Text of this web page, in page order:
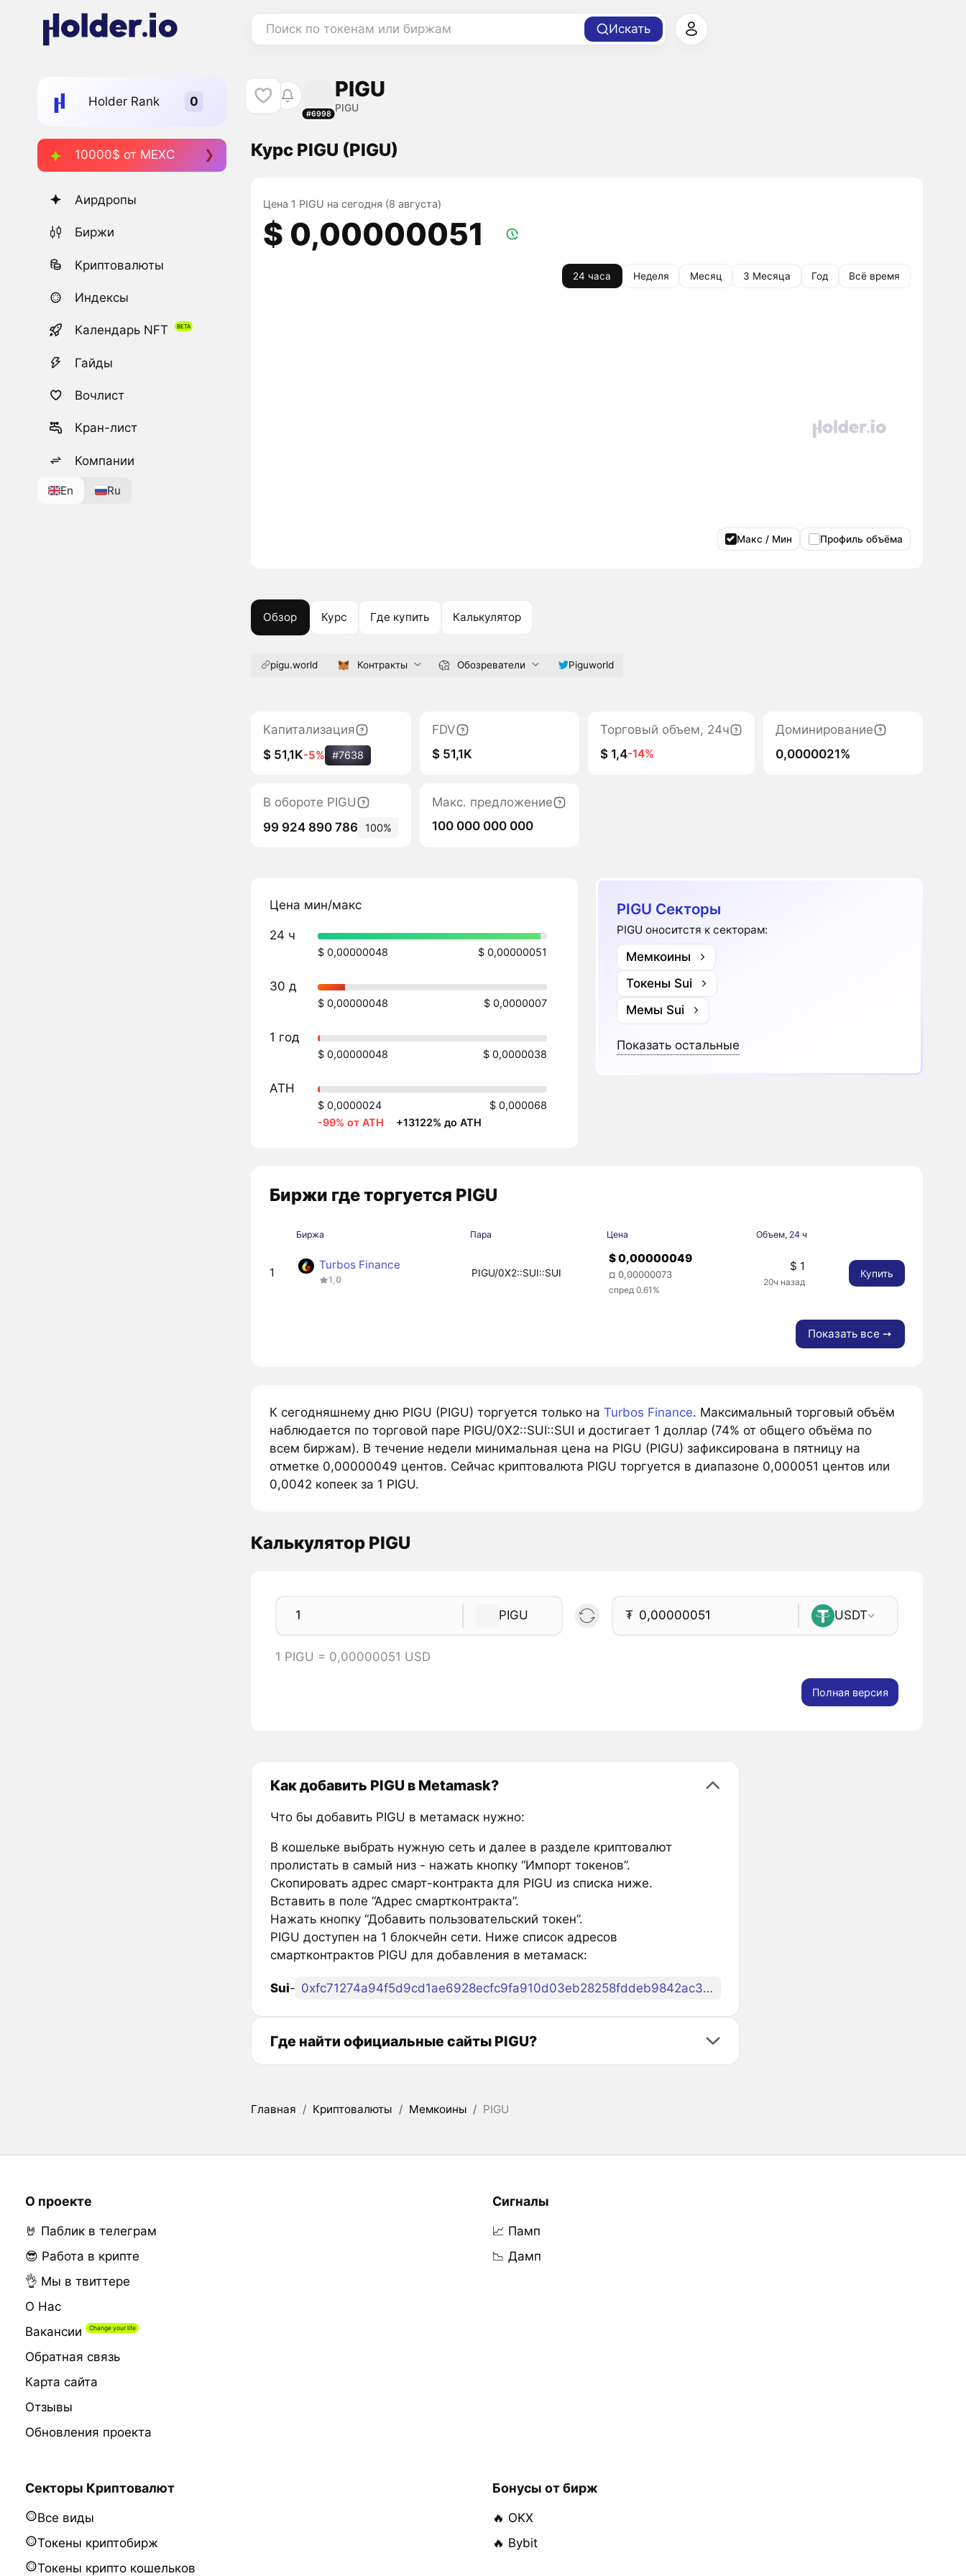
Поиск по токенам или биржам Искать
Holder Rank
10000$ от MEXC
Аирдропы
Биржи
Криптовалюты
Индексы
Календарь NFT
Гайды
Вочлист
Кран-лист
Компании
En Ru
#6998
PIGU
PIGU
Курс PIGU (PIGU)
Цена 1 PIGU на сегодня (8 августа)
$ 0,00000051
24 часа Неделя Месяц 3 Месяца Год Всё время
Макс / Мин Профиль объёма
Обзор Курс Где купить Калькулятор
pigu.world Контракты Обозреватели Piguworld
Капитализация
$ 51,1K-5% #7638
FDV
$ 51,1K
Торговый объем, 24ч
$ 1,4-14%
Доминирование
0,0000021%
В обороте PIGU
99 924 890 786
100%
Макс. предложение
100 000 000 000
Цена мин/макс
24 ч
$ 0,00000048 $ 0,00000051
30 д
$ 0,00000048 $ 0,0000007
1 год
$ 0,00000048 $ 0,0000038
ATH
$ 0,0000024
$ 0,000068
-99% от ATH · +13122% до ATH
PIGU Секторы
PIGU оноситстя к секторам:
Мемкоины
Токены Sui
Мемы Sui
Показать остальные
Биржи где торгуется PIGU
Биржа Пара Цена Объем, 24 ч
1
Turbos Finance
1,0
PIGU/0X2::SUI::SUI
$ 0,00000049
¤ 0,00000073
спред 0.61%
$ 1
20ч назад
Купить
Показать все ➙
К сегодняшнему дню PIGU (PIGU) торгуется только на Turbos Finance. Максимальный торговый объём
наблюдается по торговой паре PIGU/0X2::SUI::SUI и достигает 1 доллар (74% от общего объёма по
всем биржам). В течение недели минимальная цена на PIGU (PIGU) зафиксирована в пятницу на
отметке 0,00000049 центов. Сейчас криптовалюта PIGU торгуется в диапазоне 0,000051 центов или
0,0042 копеек за 1 PIGU.
Калькулятор PIGU
PIGU ₮ USDT
1 PIGU = 0,00000051 USD
Полная версия
Как добавить PIGU в Metamask?
Что бы добавить PIGU в метамаск нужно:
В кошельке выбрать нужную сеть и далее в разделе криптовалют
пролистать в самый низ - нажать кнопку “Импорт токенов”.
Скопировать адрес смарт-контракта для PIGU из списка ниже.
Вставить в поле “Адрес смартконтракта”.
Нажать кнопку “Добавить пользовательский токен”.
PIGU доступен на 1 блокчейн сети. Ниже список адресов
смартконтрактов PIGU для добавления в метамаск:
Sui- 0xfc71274a94f5d9cd1ae6928ecfc9fa910d03eb28258fddeb9842ac3c7b4f3ae6::pigu::PIGU
Где найти официальные сайты PIGU?
Главная / Криптовалюты / Мемкоины / PIGU
О проекте
🤘 Паблик в телеграм
😎 Работа в крипте
👌 Мы в твиттере
О Нас
Вакансии
Обратная связь
Карта сайта
Отзывы
Обновления проекта
Сигналы
📈 Памп
📉 Дамп
Секторы Криптовалют
Все виды
Токены криптобирж
Токены крипто кошельков
Бонусы от бирж
🔥 OKX
🔥 Bybit